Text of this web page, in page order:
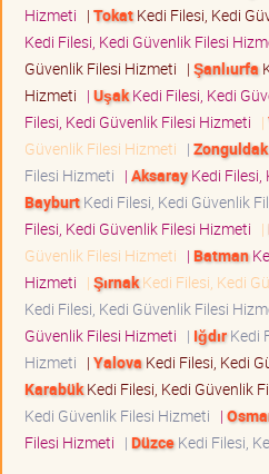
Hizmeti | TokatKedi Filesi, Kedi
Kedi Filesi, Kedi Güvenlik Filesi
Güvenlik Filesi Hizmeti | Şanlıurfa
Hizmeti | UşakKedi Filesi, Kedi
Filesi, Kedi Güvenlik Filesi Hizmeti |
Güvenlik Filesi Hizmeti | Zonguldak
Filesi Hizmeti | AksarayKedi Filesi,
BayburtKedi Filesi, Kedi Güvenlik
Filesi, Kedi Güvenlik Filesi Hizmeti |
Güvenlik Filesi Hizmeti | Batman
Hizmeti | ŞırnakKedi Filesi, Kedi
Kedi Filesi, Kedi Güvenlik Filesi
Güvenlik Filesi Hizmeti | IğdırKedi
Hizmeti | Yalova Kedi Filesi, Kedi
KarabükKedi Filesi, Kedi Güvenlik
Kedi Güvenlik Filesi Hizmeti |
Filesi Hizmeti | DüzceKedi Filesi,